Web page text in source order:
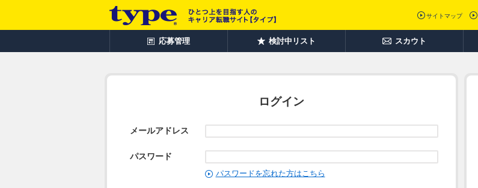
サイトマップ
応募管理 検討中リスト スカウト
ログイン
メールアドレス
パスワード
パスワードを忘れた方はこちら